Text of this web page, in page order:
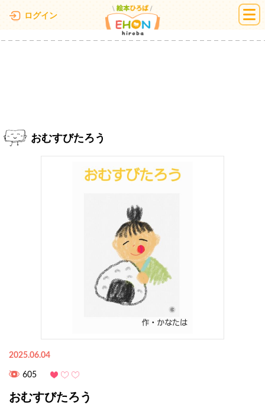
ログイン 絵本ひろば
おむすびたろう
2025.06.04
605
おむすびたろう